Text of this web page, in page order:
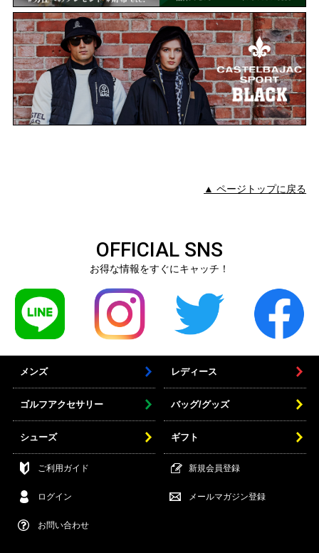
▲ ページトップに戻る
OFFICIAL SNS
お得な情報をすぐにキャッチ！
メンズ レディース
ゴルフアクセサリー バッグ/グッズ
シューズ ギフト
ご利用ガイド 新規会員登録
ログイン メールマガジン登録
お問い合わせ